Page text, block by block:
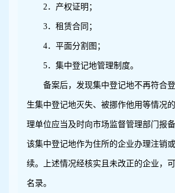
2．产权证明；
3．租赁合同；
4．平面分割图；
5．集中登记地管理制度。
备案后，发现集中登记地不再符合
生集中登记地灭失、被挪作他用等情况
理单位应当及时向市场监督管理部门报
该集中登记地作为住所的企业办理注销
续。上述情况经核实且未改正的企业，
名录。